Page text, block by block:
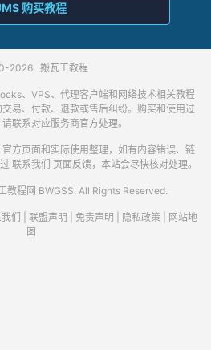
购买教程
2026 搬瓦工教程
、VPS、代理客户端和网络技术相关教程
易、付款、退款或售后纠纷。购买和使用过
联系对应服务商官方处理。
方页面和实际使用整理，如有内容错误、链
联系我们 页面反馈，本站会尽快核对处理。
程网 BWGSS. All Rights Reserved.
们 联盟声明 免责声明 隐私政策
网站地
图